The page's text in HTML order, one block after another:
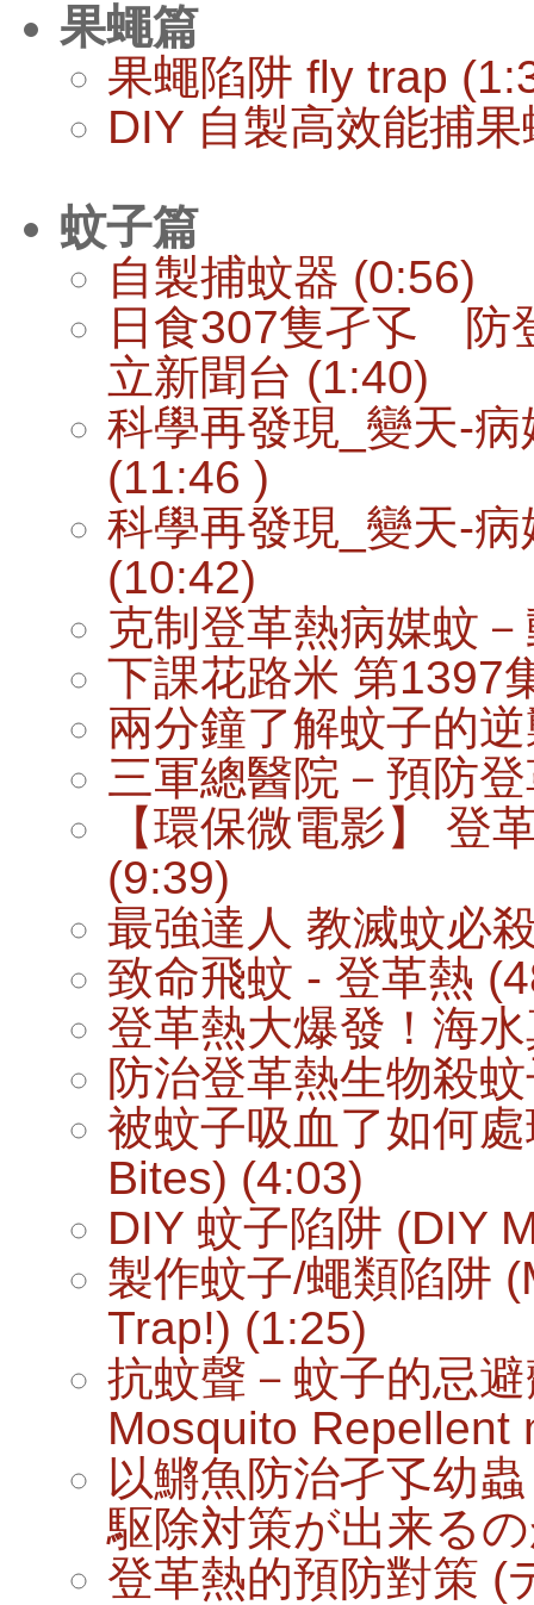
果蠅篇
果蠅陷阱 fly trap
DIY 自製高效能捕
蚊子篇
自製捕蚊器 (0:56)
日食307隻孑孓 防
立新聞台 (1:40)
科學再發現_變天-
(11:46 )
科學再發現_變天-
(10:42)
克制登革熱病媒蚊
下課花路米 第1397
兩分鐘了解蚊子的
三軍總醫院－預防
【環保微電影】 登
(9:39)
最強達人 教滅蚊必
致命飛蚊 - 登革熱
登革熱大爆發！海
防治登革熱生物殺
被蚊子吸血了如何
Bites) (4:03)
DIY 蚊子陷阱 (DIY
製作蚊子/蠅類陷阱
Trap!) (1:25)
抗蚊聲－蚊子的忌
Mosquito Repellent
以鱂魚防治孑孓幼
駆除対策が出来る
登革熱的預防對策 (